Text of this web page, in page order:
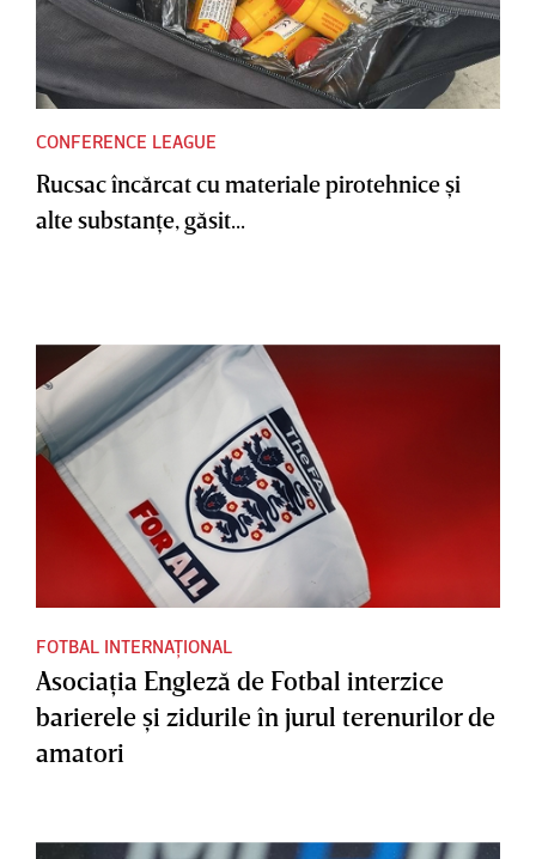
CONFERENCE LEAGUE
Rucsac încărcat cu materiale pirotehnice şi
alte substanţe, găsit...
FOTBAL INTERNAȚIONAL
Asociaţia Engleză de Fotbal interzice
barierele şi zidurile în jurul terenurilor de
amatori